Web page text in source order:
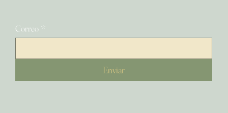
Correo *
Enviar